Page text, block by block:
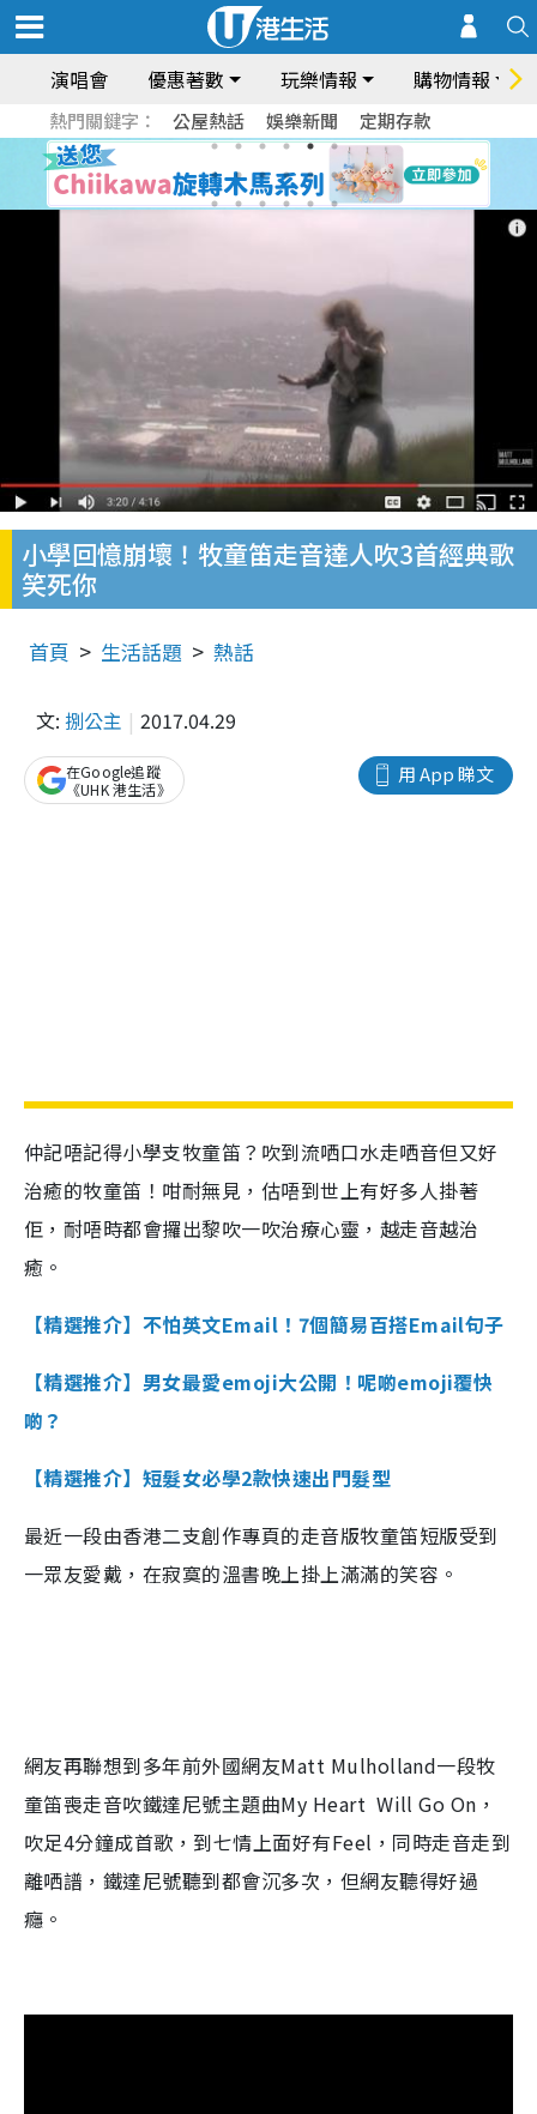
演唱會 優惠著數 玩樂情報 購物情報
熱門關鍵字： 公屋熱話 娛樂新聞 定期存款
小學回憶崩壞！牧童笛走音達人吹3首經典歌
笑死你
首頁 生活話題 熱話
文: 捌公主 2017.04.29
用 App 睇文
在Google追蹤
《UHK 港生活》
仲記唔記得小學支牧童笛？吹到流哂口水走哂音但又好
治癒的牧童笛！咁耐無見，估唔到世上有好多人掛著
佢，耐唔時都會攞出黎吹一吹治療心靈，越走音越治
癒。
【精選推介】不怕英文Email！7個簡易百搭Email句子
【精選推介】男女最愛emoji大公開！呢啲emoji覆快
啲？
【精選推介】短髮女必學2款快速出門髮型
最近一段由香港二支創作專頁的走音版牧童笛短版受到
一眾友愛戴，在寂寞的溫書晚上掛上滿滿的笑容。
網友再聯想到多年前外國網友Matt Mulholland一段牧
童笛喪走音吹鐵達尼號主題曲My Heart Will Go On ，
吹足4分鐘成首歌，到七情上面好有Feel ，同時走音走到
離哂譜，鐵達尼號聽到都會沉多次，但網友聽得好過
癮。